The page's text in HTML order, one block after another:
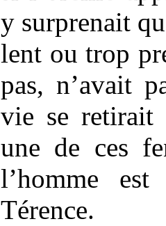
y surprenait
lent ou trop
pas, n’avait
vie se
une de ces
l’homme
Térence.